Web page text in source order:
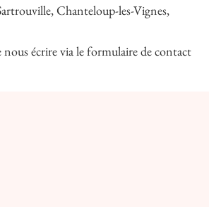
Chanteloup-les-Vignes,
écrire via le formulaire de contact